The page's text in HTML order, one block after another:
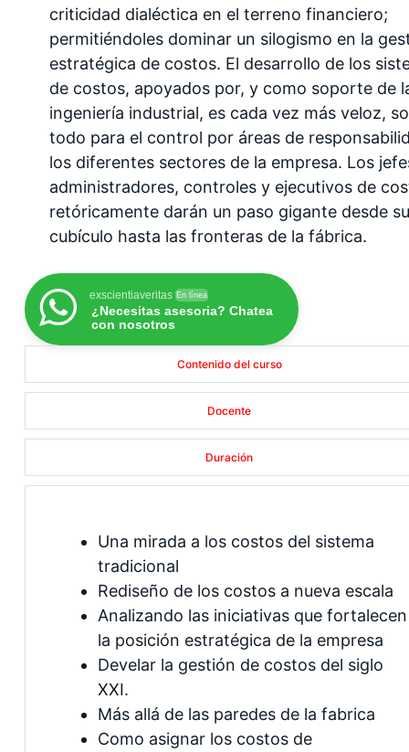
criticidad dialéctica en el terreno financiero;
permitiéndoles dominar un silogismo en la
estratégica de costos. El desarrollo de los
de costos, apoyados por, y como soporte de
ingeniería industrial, es cada vez más veloz,
todo para el control por áreas de
los diferentes sectores de la empresa. Los
administradores, controles y ejecutivos de
retóricamente darán un paso gigante desde su
cubículo hasta las fronteras de la fábrica.
exscientiaveritas En línea
¿Necesitas asesoria? Chatea
con nosotros
Contenido del curso
Docente
Duración
Una mirada a los costos del sistema
tradicional
Rediseño de los costos a nueva escala
Analizando las iniciativas que fortalecen
la posición estratégica de la empresa
Develar la gestión de costos del siglo
XXI.
Más allá de las paredes de la fabrica
Como asignar los costos de